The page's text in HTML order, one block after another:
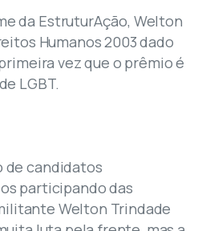
da EstruturAção, Welton
Humanos 2003 dado
vez que o prêmio é
LGBT.
de candidatos
participando das
Welton Trindade